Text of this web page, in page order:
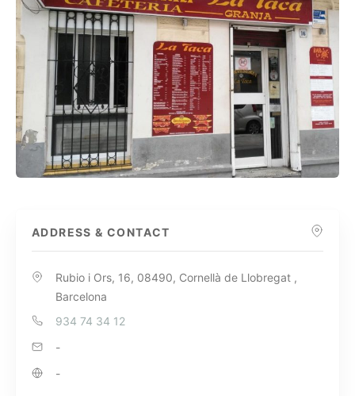
ADDRESS & CONTACT
Rubio i Ors, 16, 08490, Cornellà de Llobregat ,
Barcelona
934 74 34 12
-
-